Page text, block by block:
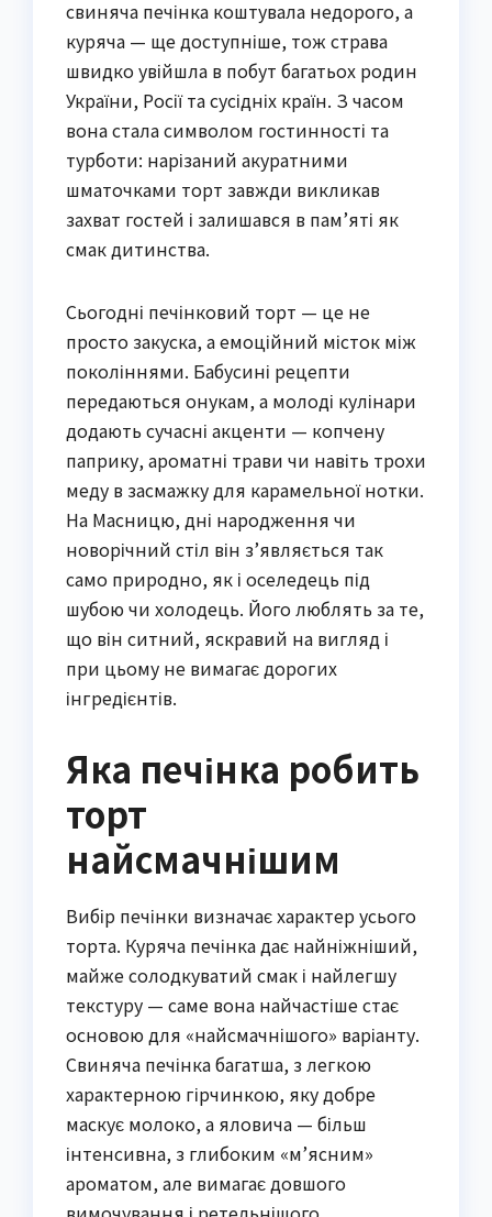
свиняча печінка коштувала недорого, а
куряча — ще доступніше, тож страва
швидко увійшла в побут багатьох родин
України, Росії та сусідніх країн. З часом
вона стала символом гостинності та
турботи: нарізаний акуратними
шматочками торт завжди викликав
захват гостей і залишався в пам’яті як
смак дитинства.
Сьогодні печінковий торт — це не
просто закуска, а емоційний місток між
поколіннями. Бабусині рецепти
передаються онукам, а молоді кулінари
додають сучасні акценти — копчену
паприку, ароматні трави чи навіть трохи
меду в засмажку для карамельної нотки.
На Масницю, дні народження чи
новорічний стіл він з’являється так
само природно, як і оселедець під
шубою чи холодець. Його люблять за те,
що він ситний, яскравий на вигляд і
при цьому не вимагає дорогих
інгредієнтів.
Яка печінка робить
торт
найсмачнішим
Вибір печінки визначає характер усього
торта. Куряча печінка дає найніжніший,
майже солодкуватий смак і найлегшу
текстуру — саме вона найчастіше стає
основою для «найсмачнішого» варіанту.
Свиняча печінка багатша, з легкою
характерною гірчинкою, яку добре
маскує молоко, а яловича — більш
інтенсивна, з глибоким «м’ясним»
ароматом, але вимагає довшого